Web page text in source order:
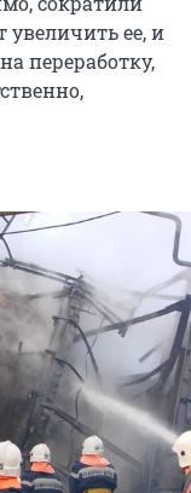
увеличить ее, и
переработку,